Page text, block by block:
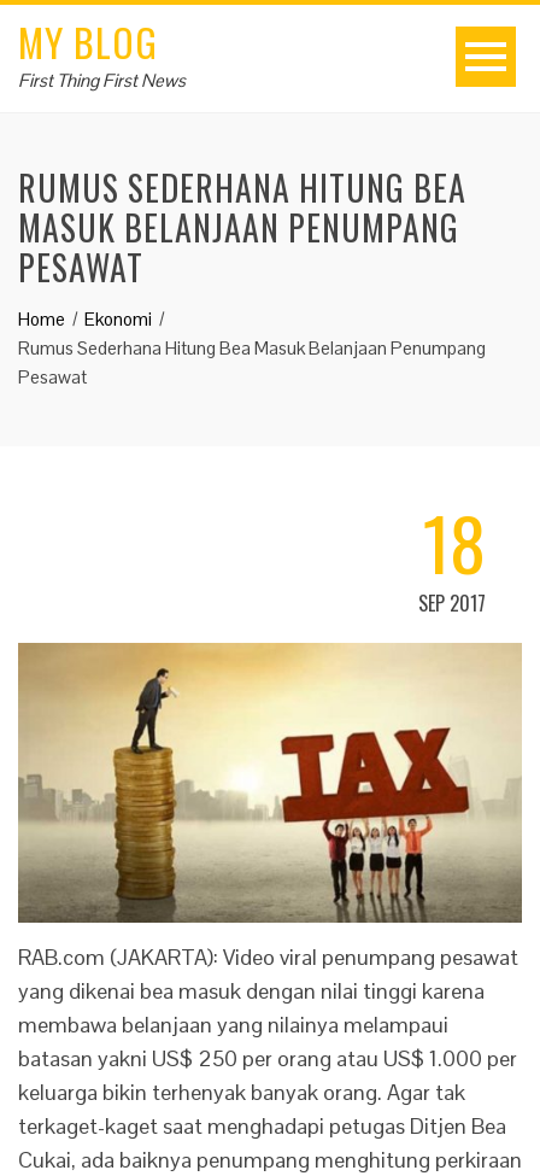
MY BLOG
First Thing First News
RUMUS SEDERHANA HITUNG BEA
MASUK BELANJAAN PENUMPANG
PESAWAT
Home
Ekonomi
Rumus Sederhana Hitung Bea Masuk Belanjaan Penumpang
Pesawat
18
SEP 2017
RAB.com (JAKARTA): Video viral penumpang pesawat
yang dikenai bea masuk dengan nilai tinggi karena
membawa belanjaan yang nilainya melampaui
batasan yakni US$ 250 per orang atau US$ 1.000 per
keluarga bikin terhenyak banyak orang. Agar tak
terkaget-kaget saat menghadapi petugas Ditjen Bea
Cukai, ada baiknya penumpang menghitung perkiraan